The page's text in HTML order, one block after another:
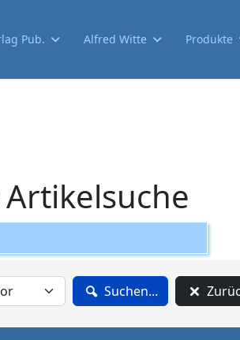
Pub. Alfred Witte Produkte
Suchen...